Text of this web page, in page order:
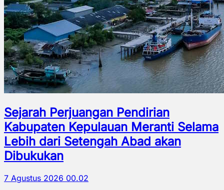
Sejarah Perjuangan Pendirian
Kabupaten Kepulauan Meranti Selama
Lebih dari Setengah Abad akan
Dibukukan
7 Agustus 2026 00.02